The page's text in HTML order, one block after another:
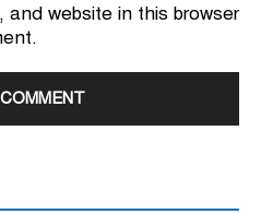
and website in this browser